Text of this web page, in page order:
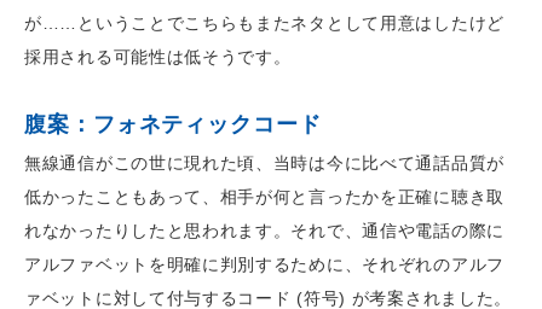
が……ということでこちらもまたネタとして用意はしたけど
採用される可能性は低そうです。
腹案：フォネティックコード
無線通信がこの世に現れた頃、当時は今に比べて通話品質が
低かったこともあって、相手が何と言ったかを正確に聴き取
れなかったりしたと思われます。それで、通信や電話の際に
アルファベットを明確に判別するために、それぞれのアルフ
ァベットに対して付与するコード (符号) が考案されました。